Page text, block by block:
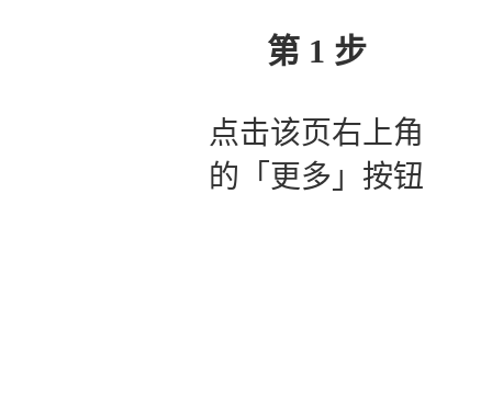
第 1 步
点击该页右上角
的「更多」按钮